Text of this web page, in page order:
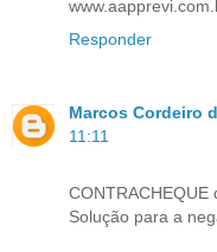
Responder
Marcos Cordeiro
11:11
CONTRACHEQUE
Solução para a